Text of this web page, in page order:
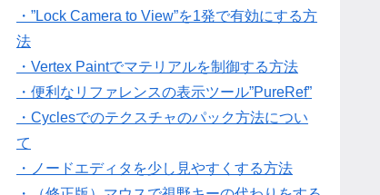
・”Lock Camera to View”を1発で有効にする方
法
・Vertex Paintでマテリアルを制御する方法
・便利なリファレンスの表示ツール”PureRef”
・Cyclesでのテクスチャのパック方法につい
て
・ノードエディタを少し見やすくする方法